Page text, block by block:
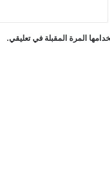
المرة المقبلة في تعليقي.